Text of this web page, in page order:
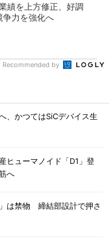
績を上方修正、好調
争力を強化へ
Recommended by
、かつてはSiCデバイス生
ューマノイド「D1」登
へ
は禁物 締結部設計で押さ